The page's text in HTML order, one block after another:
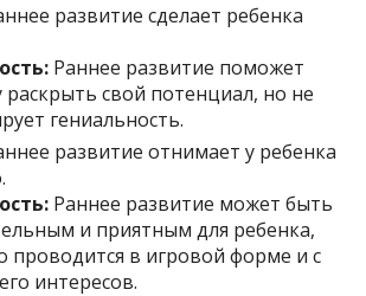
развитие сделает ребенка
Раннее развитие поможет
раскрыть свой потенциал, но не
гениальность.
развитие отнимает у ребенка
Раннее развитие может быть
и приятным для ребенка,
проводится в игровой форме и с
интересов.